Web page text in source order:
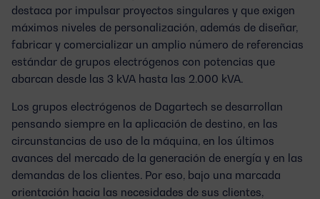
destaca por impulsar proyectos singulares y que exigen
máximos niveles de personalización, además de diseñar,
fabricar y comercializar un amplio número de referencias
estándar de grupos electrógenos con potencias que
abarcan desde las 3 kVA hasta las 2.000 kVA.
Los grupos electrógenos de Dagartech se desarrollan
pensando siempre en la aplicación de destino, en las
circunstancias de uso de la máquina, en los últimos
avances del mercado de la generación de energía y en las
demandas de los clientes. Por eso, bajo una marcada
orientación hacia las necesidades de sus clientes,